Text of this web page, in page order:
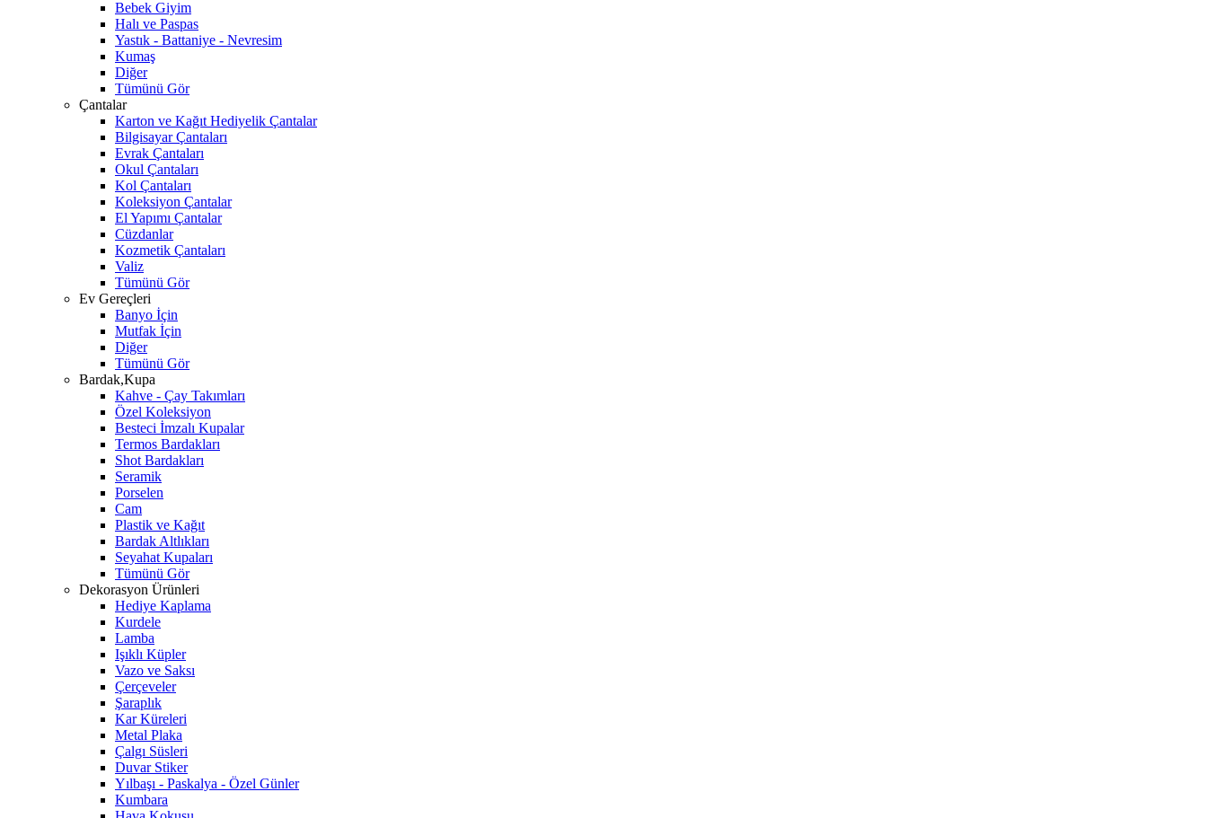
Bebek Giyim
Halı ve Paspas
Yastık - Battaniye - Nevresim
Kumaş
Diğer
Tümünü Gör
Çantalar
Karton ve Kağıt Hediyelik Çantalar
Bilgisayar Çantaları
Evrak Çantaları
Okul Çantaları
Kol Çantaları
Koleksiyon Çantalar
El Yapımı Çantalar
Cüzdanlar
Kozmetik Çantaları
Valiz
Tümünü Gör
Ev Gereçleri
Banyo İçin
Mutfak İçin
Diğer
Tümünü Gör
Bardak,Kupa
Kahve - Çay Takımları
Özel Koleksiyon
Besteci İmzalı Kupalar
Termos Bardakları
Shot Bardakları
Seramik
Porselen
Cam
Plastik ve Kağıt
Bardak Altlıkları
Seyahat Kupaları
Tümünü Gör
Dekorasyon Ürünleri
Hediye Kaplama
Kurdele
Lamba
Işıklı Küpler
Vazo ve Saksı
Çerçeveler
Şaraplık
Kar Küreleri
Metal Plaka
Çalgı Süsleri
Duvar Stiker
Yılbaşı - Paskalya - Özel Günler
Kumbara